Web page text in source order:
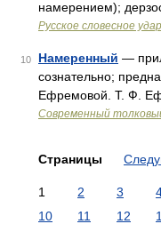
намерением);
Русское словесное
10 Намеренный —
сознательно;
Ефремовой. Т. Ф.
Современный
Страницы
1 2 3
10
11 12